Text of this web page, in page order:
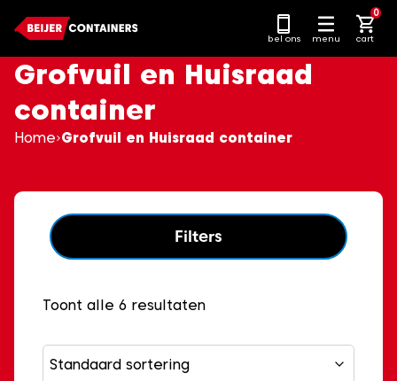
naar
content
bel ons menu cart
0
Grofvuil en Huisraad
container
Home Grofvuil en Huisraad container
Filters
Toont alle 6 resultaten